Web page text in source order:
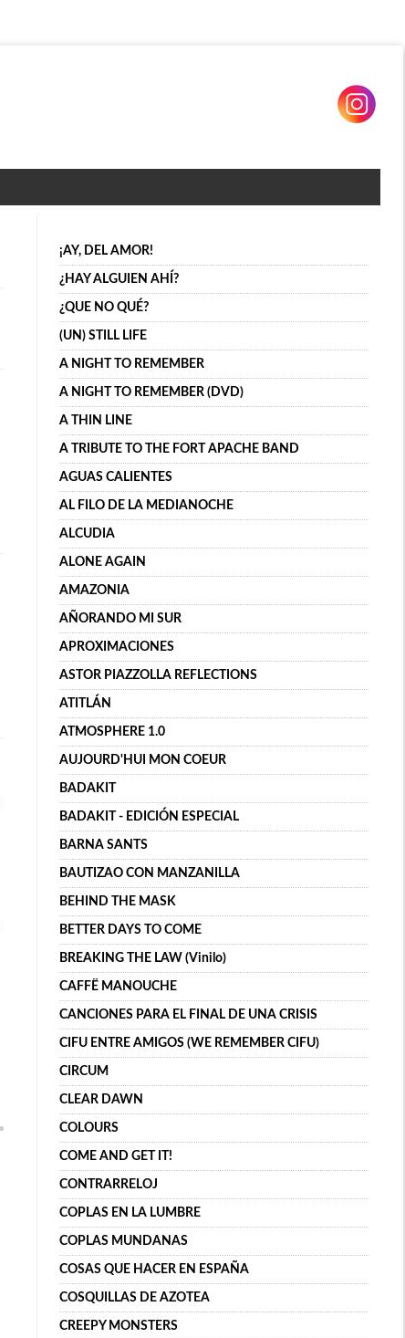
¡AY, DEL AMOR!
¿HAY ALGUIEN AHÍ?
¿QUE NO QUÉ?
(UN) STILL LIFE
A NIGHT TO REMEMBER
A NIGHT TO REMEMBER (DVD)
A THIN LINE
A TRIBUTE TO THE FORT APACHE BAND
AGUAS CALIENTES
AL FILO DE LA MEDIANOCHE
ALCUDIA
ALONE AGAIN
AMAZONIA
AÑORANDO MI SUR
APROXIMACIONES
ASTOR PIAZZOLLA REFLECTIONS
ATITLÁN
ATMOSPHERE 1.0
AUJOURD'HUI MON COEUR
BADAKIT
BADAKIT - EDICIÓN ESPECIAL
BARNA SANTS
BAUTIZAO CON MANZANILLA
BEHIND THE MASK
BETTER DAYS TO COME
BREAKING THE LAW (Vinilo)
CAFFË MANOUCHE
CANCIONES PARA EL FINAL DE UNA CRISIS
CIFU ENTRE AMIGOS (WE REMEMBER CIFU)
CIRCUM
CLEAR DAWN
COLOURS
COME AND GET IT!
CONTRARRELOJ
COPLAS EN LA LUMBRE
COPLAS MUNDANAS
COSAS QUE HACER EN ESPAÑA
COSQUILLAS DE AZOTEA
CREEPY MONSTERS